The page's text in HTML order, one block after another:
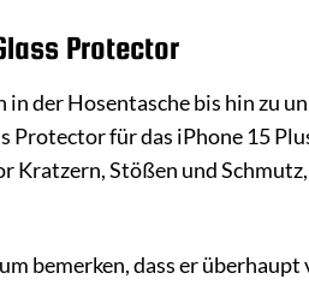
Protector
der Hosentasche bis hin zu
Protector für das iPhone 15
Kratzern, Stößen und
bemerken, dass er